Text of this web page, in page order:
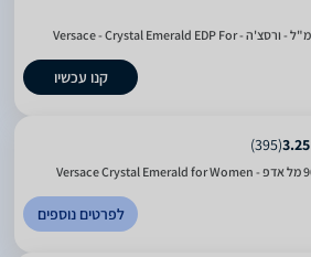
קריסטל אמרלד אדפ לאישה 90 מ"ל - ורסצ'ה - Versace - Crystal Emerald EDP For
קנו עכשיו
3.25
(
395
)
ורסצה קריסטל אמרלד לאישה 90 מל אדפ - Versace Crystal Emerald for Women
לפרטים נוספים